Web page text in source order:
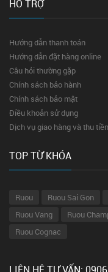
HỖ TRỢ
Hướng dẫn thanh toán
Hướng dẫn đặt hàng online
Câu hỏi thường gặp
Chính sách bảo hành
Chính sách bảo mật
Điều khoản sử dụng
Dịch vụ giao hàng và thu
TOP TỪ KHÓA
Ruou Ruou Sai Gon
Ruou Vang
Ruou
Ruou Cognac